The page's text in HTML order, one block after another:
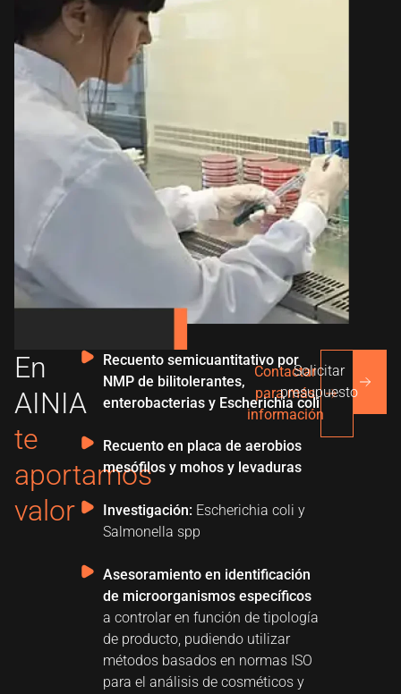
En
AINIA
te
aportamos
valor
Recuento semicuantitativo por
NMP de bilitolerantes,
enterobacterias y Escherichia coli
Recuento en placa de aerobios
mesófilos y mohos y levaduras
Investigación: Escherichia coli y
Salmonella spp
Asesoramiento en identificación
de microorganismos específicos
a controlar en función de tipología
de producto, pudiendo utilizar
métodos basados en normas ISO
para el análisis de cosméticos y
Contactar
para más
información
Solicitar
presupuesto